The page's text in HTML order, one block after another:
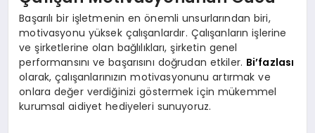
Başarılı bir işletmenin en önemli unsurlarından biri,
motivasyonu yüksek çalışanlardır. Çalışanların işlerine
ve şirketlerine olan bağlılıkları, şirketin genel
performansını ve başarısını doğrudan etkiler. Bi’fazlası
olarak, çalışanlarınızın motivasyonunu artırmak ve
onlara değer verdiğinizi göstermek için mükemmel
kurumsal aidiyet hediyeleri sunuyoruz.